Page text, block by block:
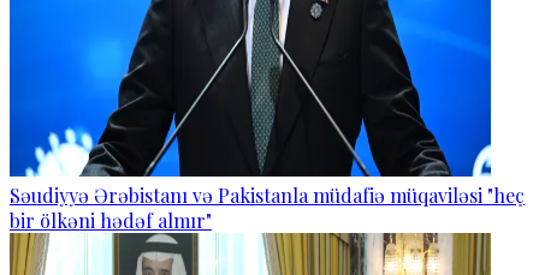
Səudiyyə Ərəbistanı və Pakistanla müdafiə müqaviləsi "heç
bir ölkəni hədəf almır"